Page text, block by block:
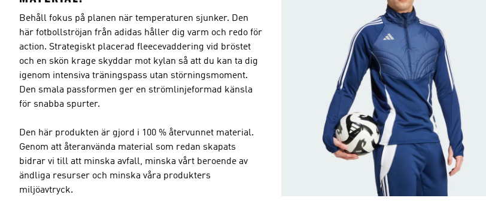
Behåll fokus på planen när temperaturen sjunker. Den
här fotbollströjan från adidas håller dig varm och redo för
action. Strategiskt placerad fleecevaddering vid bröstet
och en skön krage skyddar mot kylan så att du kan ta dig
igenom intensiva träningspass utan störningsmoment.
Den smala passformen ger en strömlinjeformad känsla
för snabba spurter.
Den här produkten är gjord i 100 % återvunnet material.
Genom att återanvända material som redan skapats
bidrar vi till att minska avfall, minska vårt beroende av
ändliga resurser och minska våra produkters
miljöavtryck.